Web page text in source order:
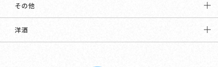
その他
洋酒